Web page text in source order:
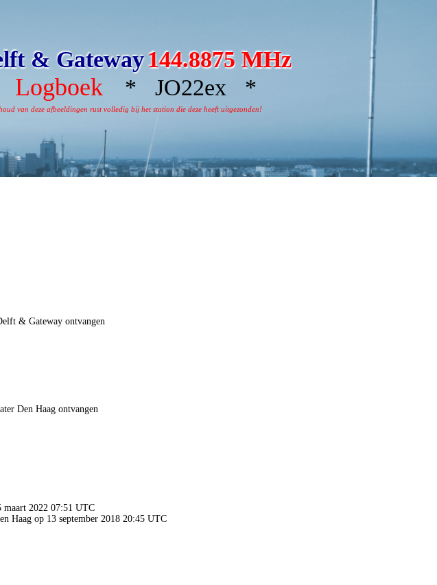
& Gateway144.8875 MHz
Logboek * JO22ex *
van deze afbeeldingen rust volledig bij het station die deze heeft uitgezonden!
& Gateway ontvangen
Den Haag ontvangen
maart 2022 07:51 UTC
Haag op 13 september 2018 20:45 UTC